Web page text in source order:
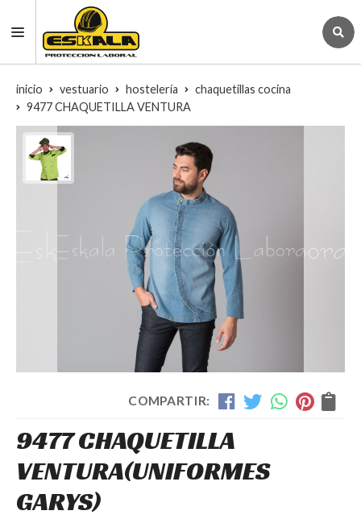
inicio vestuario hostelería
chaquetillas cocina
9477 CHAQUETILLA VENTURA
COMPARTIR:
9477 CHAQUETILLA
VENTURA(UNIFORMES
GARYS)